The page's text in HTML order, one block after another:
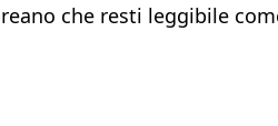
che resti leggibile